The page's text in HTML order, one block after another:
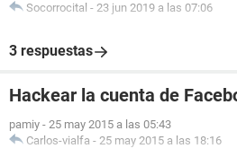
Socorrocital - 23 jun 2019 a las 07:06
3 respuestas
Hackear la cuenta de
pamiy - 25 may 2015 a las 05:43
Carlos-vialfa - 25 may 2015 a las 18:16